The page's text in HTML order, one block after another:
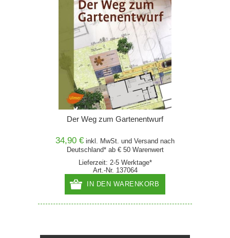
Der Weg zum Gartenentwurf
34,90 € inkl. MwSt. und Versand nach
Deutschland* ab € 50 Warenwert
Lieferzeit: 2-5 Werktage*
Art.-Nr. 137064
IN DEN WARENKORB